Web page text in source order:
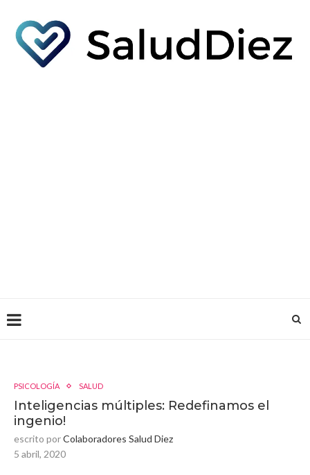
PSICOLOGÍA SALUD
Inteligencias múltiples: Redefinamos el
ingenio!
escrito porColaboradores Salud Diez
5 abril, 2020